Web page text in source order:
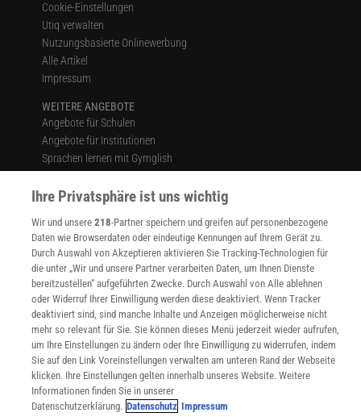
Cookie-Einstellungen
Utiq verwalten
Nutzungsbasierte Onlinewerbung
Alle Artikel
Impressum
WEITERE ANGEBOTE
Angebote für Schulen
Angebote für Institutionen
Sprachen lernen mit Gymglish
Für Spektrum schreiben
WEBSEITEN
KielSCN
Wissenschaft in die Schulen
SciLogs
Uns finden Sie auch hier:
Ihre Privatsphäre ist uns wichtig
Wir und unsere218-Partner speichern und greifen auf personenbezogene
Daten wie Browserdaten oder eindeutige Kennungen auf Ihrem Gerät zu.
Durch Auswahl von Akzeptieren aktivieren Sie Tracking-Technologien für
die unter „Wir und unsere Partner verarbeiten Daten, um Ihnen Dienste
bereitzustellen“ aufgeführten Zwecke. Durch Auswahl von Alle ablehnen
oder Widerruf Ihrer Einwilligung werden diese deaktiviert. Wenn Tracker
deaktiviert sind, sind manche Inhalte und Anzeigen möglicherweise nicht
mehr so relevant für Sie. Sie können dieses Menü jederzeit wieder aufrufen,
um Ihre Einstellungen zu ändern oder Ihre Einwilligung zu widerrufen, indem
Sie auf den Link Voreinstellungen verwalten am unteren Rand der Webseite
klicken. Ihre Einstellungen gelten innerhalb unseres Website. Weitere
Informationen finden Sie in unserer
Datenschutzerklärung. Datenschutz Impressum